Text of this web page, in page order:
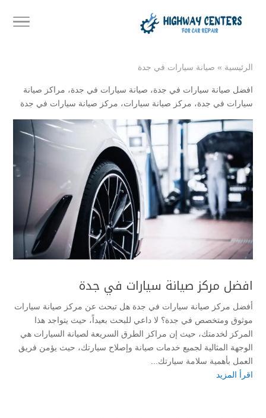
الرئيسية » صيانة سيارات في جدة
افضل صيانة سيارات في جدة، صيانة سيارات في جدة، مراكز صيانة
سيارات في جدة، مركز صيانة سيارات، مركز صيانة سيارات في جدة
افضل مركز صيانة سيارات في جدة
أفضل مركز صيانة سيارات في جدة هل تبحث عن مركز صيانة سيارات
موثوق ومتخصص في جدة؟ لا داعي للبحث بعيداً، حيث يتواجد هذا
المركز لخدمتك، حيث إن مراكز الطرق السريعة لصيانة السيارات هي
الوجهة المثالية لجميع خدمات صيانة وإصلاح سيارتك، حيث يؤمن فريق
العمل بأهمية سلامة سيارتك...
اقرأ المزيد